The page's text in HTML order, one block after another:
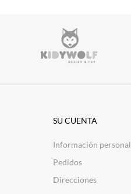
SU CUENTA
Información personal
Pedidos
Direcciones